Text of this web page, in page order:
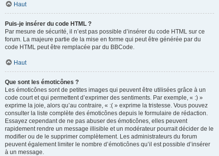
Haut
Puis-je insérer du code HTML ?
Par mesure de sécurité, il n’est pas possible d’insérer du code HTML sur ce
forum. La majeure partie de la mise en forme qui peut être générée par du
code HTML peut être remplacée par du BBCode.
Haut
Que sont les émoticônes ?
Les émoticônes sont de petites images qui peuvent être utilisées grâce à un
code court et qui permettent d’exprimer des sentiments. Par exemple, « :) »
exprime la joie, alors qu’au contraire, « :( » exprime la tristesse. Vous pouvez
consulter la liste complète des émoticônes depuis le formulaire de rédaction.
Essayez cependant de ne pas abuser des émoticônes, elles peuvent
rapidement rendre un message illisible et un modérateur pourrait décider de le
modifier ou de le supprimer complètement. Les administrateurs du forum
peuvent également limiter le nombre d’émoticônes qu’il est possible d’insérer
à un message.